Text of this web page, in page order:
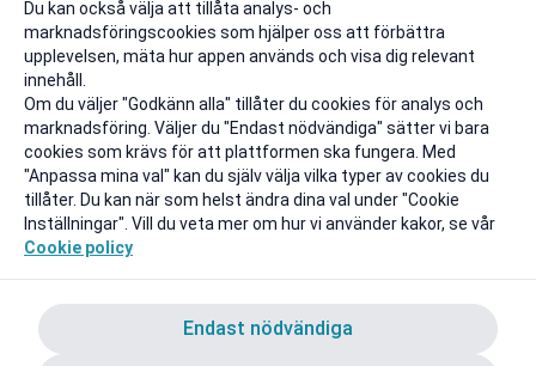
Du kan också välja att tillåta analys- och
marknadsföringscookies som hjälper oss att förbättra
upplevelsen, mäta hur appen används och visa dig relevant
innehåll.
Om du väljer "Godkänn alla" tillåter du cookies för analys och
marknadsföring. Väljer du "Endast nödvändiga" sätter vi bara
cookies som krävs för att plattformen ska fungera. Med
"Anpassa mina val" kan du själv välja vilka typer av cookies du
tillåter. Du kan när som helst ändra dina val under "Cookie
Inställningar". Vill du veta mer om hur vi använder kakor, se vår
Cookie policy
Endast nödvändiga